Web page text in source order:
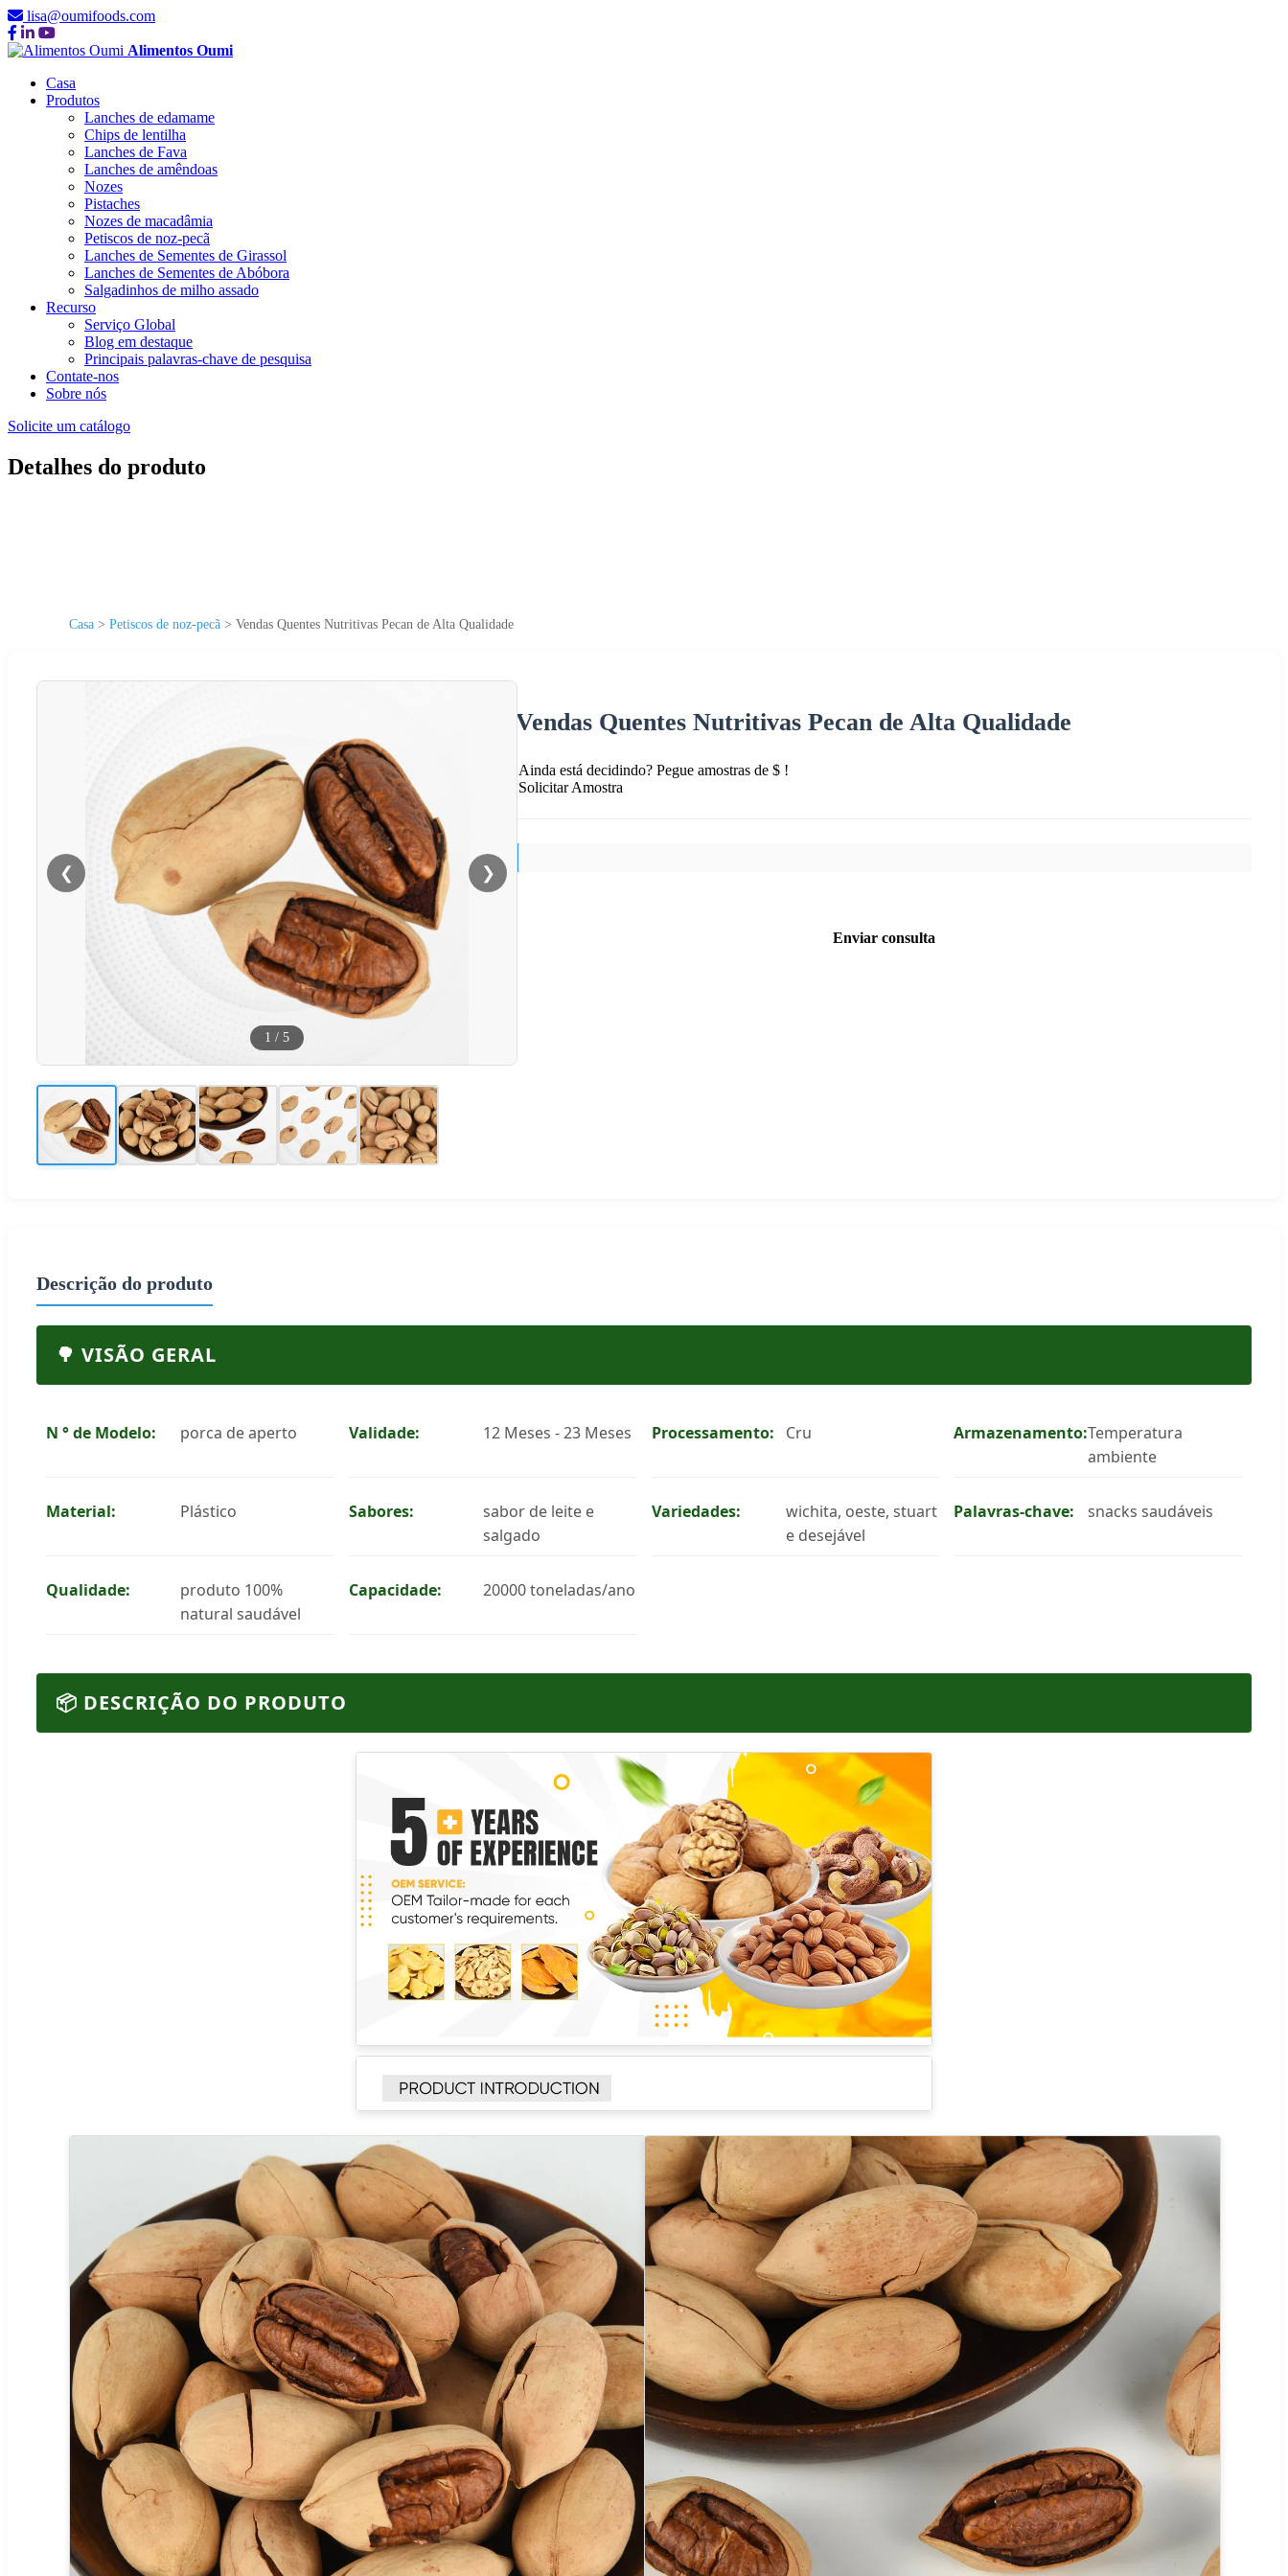
lisa@oumifoods.com
Alimentos Oumi
Casa
Produtos
Lanches de edamame
Chips de lentilha
Lanches de Fava
Lanches de amêndoas
Nozes
Pistaches
Nozes de macadâmia
Petiscos de noz-pecã
Lanches de Sementes de Girassol
Lanches de Sementes de Abóbora
Salgadinhos de milho assado
Recurso
Serviço Global
Blog em destaque
Principais palavras-chave de pesquisa
Contate-nos
Sobre nós
Solicite um catálogo
Detalhes do produto
Casa > Petiscos de noz-pecã > Vendas Quentes Nutritivas Pecan de Alta Qualidade
❮ ❯
1 / 5
Vendas Quentes Nutritivas Pecan de Alta Qualidade
Ainda está decidindo? Pegue amostras de $ !
Solicitar Amostra
Enviar consulta
Descrição do produto
🌳 VISÃO GERAL
N ° de Modelo: porca de aperto Validade: 12 Meses - 23 Meses Processamento: Cru Armazenamento:Temperatura
ambiente
Material: Plástico Sabores:
sabor de leite e
salgado
Variedades:
wichita, oeste, stuart
e desejável
Palavras-chave: snacks saudáveis
Qualidade:
produto 100%
natural saudável
Capacidade: 20000 toneladas/ano
📦 DESCRIÇÃO DO PRODUTO